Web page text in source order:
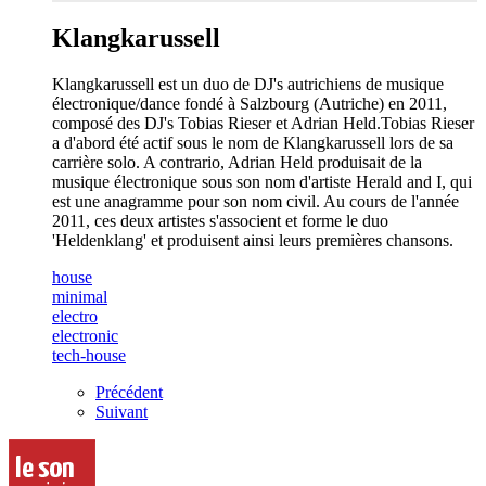
Klangkarussell
Klangkarussell est un duo de DJ's autrichiens de musique
électronique/dance fondé à Salzbourg (Autriche) en 2011,
composé des DJ's Tobias Rieser et Adrian Held.Tobias Rieser
a d'abord été actif sous le nom de Klangkarussell lors de sa
carrière solo. A contrario, Adrian Held produisait de la
musique électronique sous son nom d'artiste Herald and I, qui
est une anagramme pour son nom civil. Au cours de l'année
2011, ces deux artistes s'associent et forme le duo
'Heldenklang' et produisent ainsi leurs premières chansons.
house
minimal
electro
electronic
tech-house
Précédent
Suivant